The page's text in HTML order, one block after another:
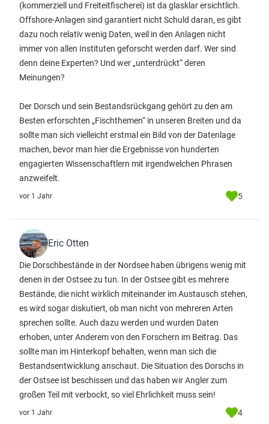
(kommerziell und Freiteitfischerei) ist da glasklar ersichtlich.
Offshore-Anlagen sind garantiert nicht Schuld daran, es gibt
dazu noch relativ wenig Daten, weil in den Anlagen nicht
immer von allen Instituten geforscht werden darf. Wer sind
denn deine Experten? Und wer „unterdrückt“ deren
Meinungen?
Der Dorsch und sein Bestandsrückgang gehört zu den am
Besten erforschten „Fischthemen“ in unseren Breiten und da
sollte man sich vielleicht erstmal ein Bild von der Datenlage
machen, bevor man hier die Ergebnisse von hunderten
engagierten Wissenschaftlern mit irgendwelchen Phrasen
anzweifelt.
vor 1 Jahr 5
Eric Otten
Die Dorschbestände in der Nordsee haben übrigens wenig mit
denen in der Ostsee zu tun. In der Ostsee gibt es mehrere
Bestände, die nicht wirklich miteinander im Austausch stehen,
es wird sogar diskutiert, ob man nicht von mehreren Arten
sprechen sollte. Auch dazu werden und wurden Daten
erhoben, unter Anderem von den Forschern im Beitrag. Das
sollte man im Hinterkopf behalten, wenn man sich die
Bestandsentwicklung anschaut. Die Situation des Dorschs in
der Ostsee ist beschissen und das haben wir Angler zum
großen Teil mit verbockt, so viel Ehrlichkeit muss sein!
vor 1 Jahr 4